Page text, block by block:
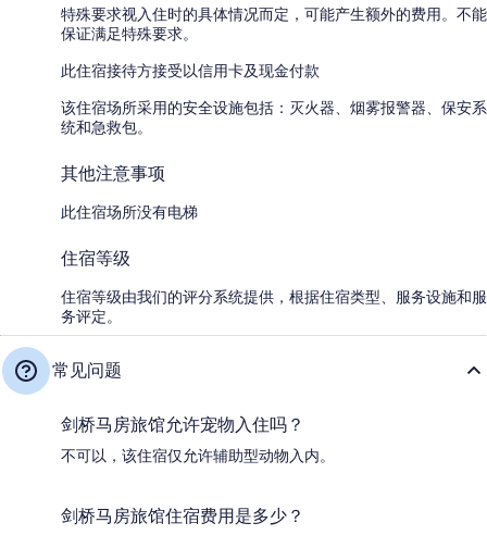
特殊要求视入住时的具体情况而定，可能产生额外的费用。不能
保证满足特殊要求。
此住宿接待方接受以信用卡及现金付款
该住宿场所采用的安全设施包括：灭火器、烟雾报警器、保安系
统和急救包。
其他注意事项
此住宿场所没有电梯
住宿等级
住宿等级由我们的评分系统提供，根据住宿类型、服务设施和服
务评定。
常见问题
剑桥马房旅馆允许宠物入住吗？
不可以，该住宿仅允许辅助型动物入内。
剑桥马房旅馆住宿费用是多少？